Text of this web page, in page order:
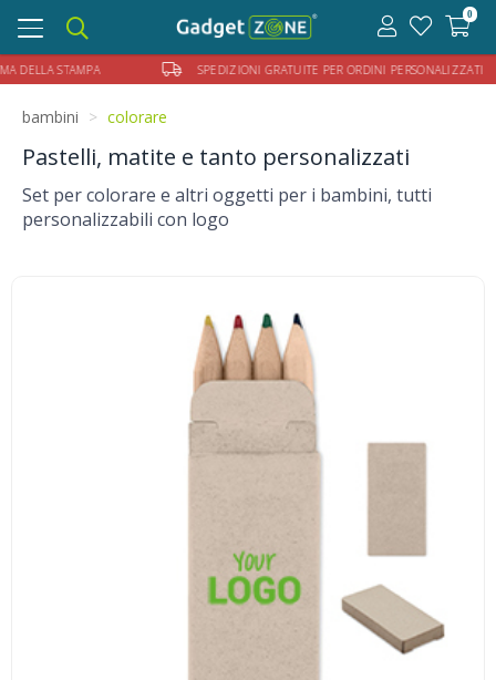
STAMPA SPEDIZIONI GRATUITE PER ORDINI PERSONALIZZATI HAI
Toggle
navigation
0
bambini colorare
Pastelli, matite e tanto personalizzati
Set per colorare e altri oggetti per i bambini, tutti
personalizzabili con logo